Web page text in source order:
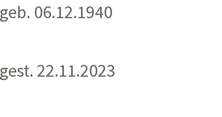
geb. 06.12.1940
gest. 22.11.2023